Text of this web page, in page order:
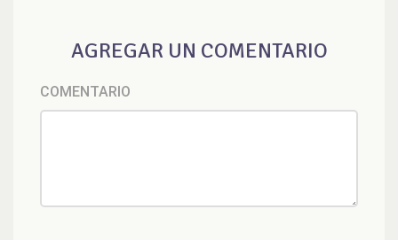
AGREGAR UN COMENTARIO
COMENTARIO